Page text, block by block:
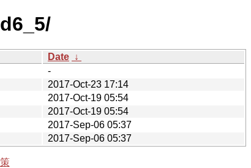
Date ↓
-
2017-Oct-23 17:14
2017-Oct-19 05:54
2017-Oct-19 05:54
2017-Sep-06 05:37
2017-Sep-06 05:37